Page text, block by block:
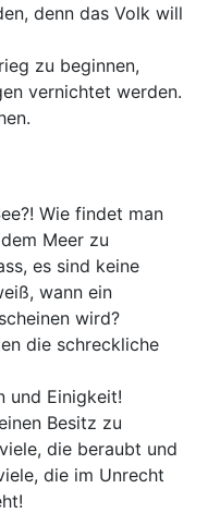
denn das Volk will
zu beginnen,
vernichtet werden.
Wie findet man
Meer zu
es sind keine
wann ein
wird?
die schreckliche
und Einigkeit!
Besitz zu
die beraubt und
die im Unrecht